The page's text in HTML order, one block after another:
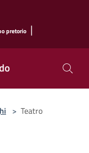
pretorio |
> Teatro